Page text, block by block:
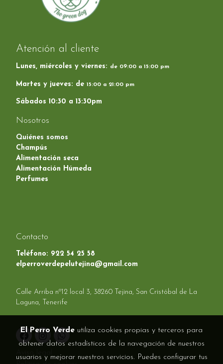
Atención al cliente
Lunes, miércoles y viernes: de 09:00 a 15:00 pm
Martes y jueves: de 15:00 a 21:00 pm
Sábados 10:30 a 13:30pm
Nosotros
Quiénes somos
Champús
Alimentación seca
Alimentación Húmeda
Perfumes
Contacto
Teléfono: 922 54 25 58
elperroverdepelutejina@gmail.com
Calle Arriba nº12 local 3, 38260 Tejina, San Cristóbal de La
Laguna, Tenerife
El Perro Verde utiliza cookies propias y terceros para
obtener datos estadísticos de la navegación de nuestros
usuarios y mejorar nuestros servicios. Puedes configurar tus